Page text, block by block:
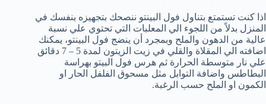
اذا كنت تستمتع بتناول فول البينتو ننصحك بتجهيزه بنفسك في
المنزل بدلاً من اللجوء الي المعلبات التي تحتوي علي نسبة
عالية من الدهون والملح وبمجرد أن ينضج فول البينتو، يمكنك
اضافته الي المقلاة والقلي في زيت الزيتون لمدة 5 – 7 دقائق
علي نار متوسطة الحرارة ثم هرس فول البيتو بهراسة
البطاطس واضافة التوابل مثل مسحوق الفلفل الحار او
الكمون او الملح حسب الرغبة.